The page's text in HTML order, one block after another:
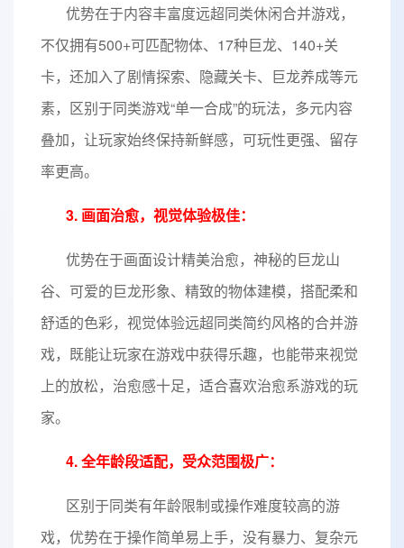
优势在于内容丰富度远超同类休闲合并游戏，
不仅拥有500+可匹配物体、17种巨龙、140+关
卡，还加入了剧情探索、隐藏关卡、巨龙养成等元
素，区别于同类游戏“单一合成”的玩法，多元内容
叠加，让玩家始终保持新鲜感，可玩性更强、留存
率更高。
3. 画面治愈，视觉体验极佳：
优势在于画面设计精美治愈，神秘的巨龙山
谷、可爱的巨龙形象、精致的物体建模，搭配柔和
舒适的色彩，视觉体验远超同类简约风格的合并游
戏，既能让玩家在游戏中获得乐趣，也能带来视觉
上的放松，治愈感十足，适合喜欢治愈系游戏的玩
家。
4. 全年龄段适配，受众范围极广：
区别于同类有年龄限制或操作难度较高的游
戏，优势在于操作简单易上手，没有暴力、复杂元